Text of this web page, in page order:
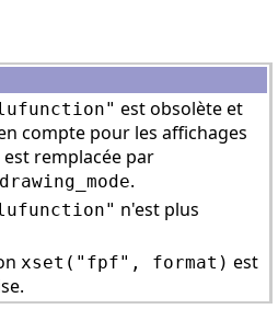
est obsolète et
compte pour les affichages
remplacée par
.
n'est plus
xset("fpf", format) est